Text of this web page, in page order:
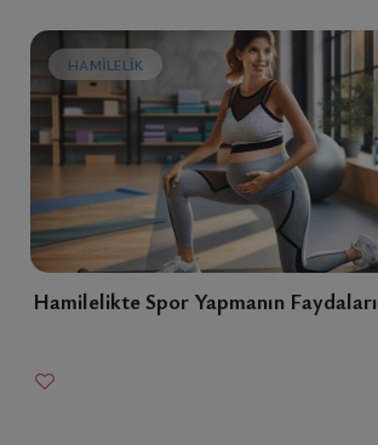
HAMILELIK
Hamilelikte Spor Yapmanın Faydaları